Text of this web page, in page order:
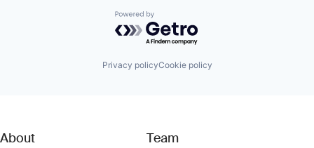
Powered by Getro.com
Privacy policyCookie policy
About
Team